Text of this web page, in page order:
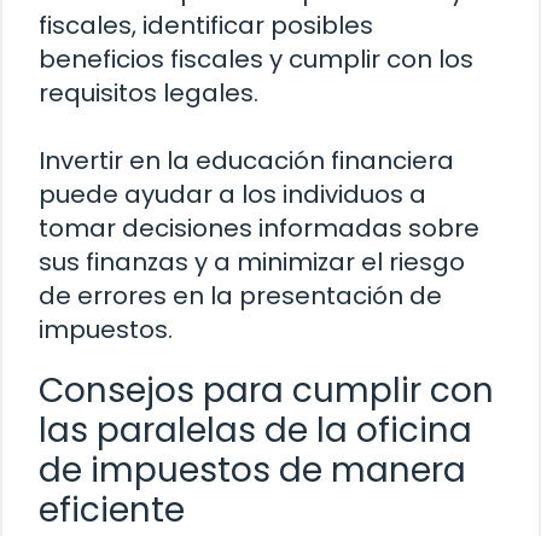
fiscales, identificar posibles
beneficios fiscales y cumplir con los
requisitos legales.
Invertir en la educación financiera
puede ayudar a los individuos a
tomar decisiones informadas sobre
sus finanzas y a minimizar el riesgo
de errores en la presentación de
impuestos.
Consejos para cumplir con
las paralelas de la oficina
de impuestos de manera
eficiente